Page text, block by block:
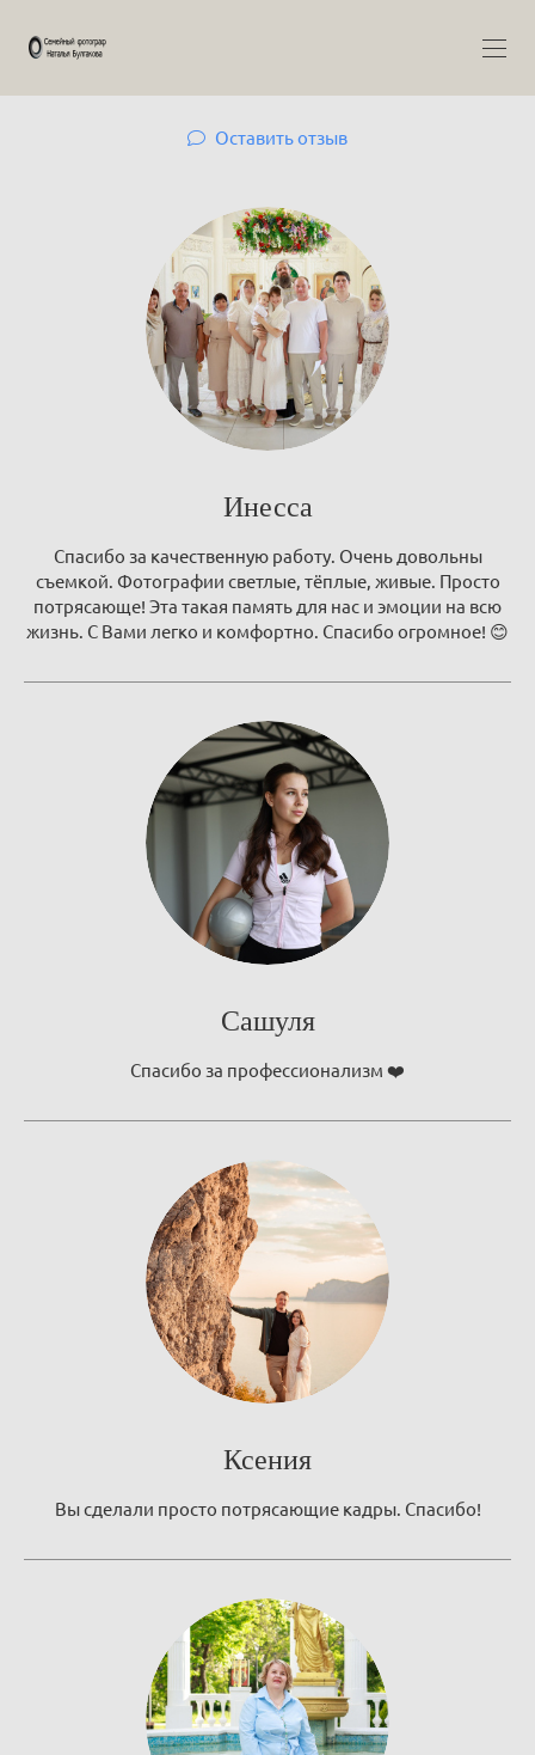
Оставить отзыв
Инесса
Спасибо за качественную работу. Очень довольны
съемкой. Фотографии светлые, тёплые, живые. Просто
потрясающе! Эта такая память для нас и эмоции на всю
жизнь. С Вами легко и комфортно. Спасибо огромное! 😊
Сашуля
Спасибо за профессионализм ❤️
Ксения
Вы сделали просто потрясающие кадры. Спасибо!